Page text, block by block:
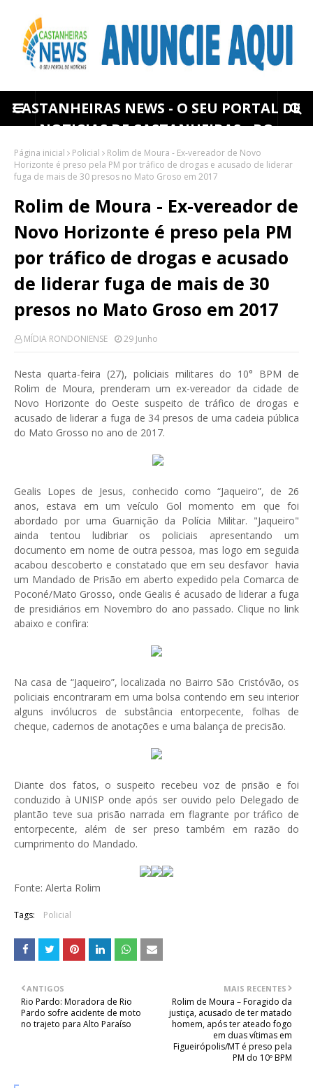
CASTANHEIRAS NEWS - O SEU PORTAL DE
NOTICIAS DE CASTANHEIRAS - RO
Página inicial Policial
Rolim de Moura - Ex-vereador de Novo
Horizonte é preso pela PM por tráfico de drogas e acusado de liderar
fuga de mais de 30 presos no Mato Groso em 2017
Rolim de Moura - Ex-vereador de
Novo Horizonte é preso pela PM
por tráfico de drogas e acusado
de liderar fuga de mais de 30
presos no Mato Groso em 2017
MÍDIA RONDONIENSE 29 Junho
Nesta quarta-feira (27), policiais militares do 10° BPM de
Rolim de Moura, prenderam um ex-vereador da cidade de
Novo Horizonte do Oeste suspeito de tráfico de drogas e
acusado de liderar a fuga de 34 presos de uma cadeia pública
do Mato Grosso no ano de 2017.
Gealis Lopes de Jesus, conhecido como “Jaqueiro”, de 26
anos, estava em um veículo Gol momento em que foi
abordado por uma Guarnição da Polícia Militar. "Jaqueiro"
ainda tentou ludibriar os policiais apresentando um
documento em nome de outra pessoa, mas logo em seguida
acabou descoberto e constatado que em seu desfavor havia
um Mandado de Prisão em aberto expedido pela Comarca de
Poconé/Mato Grosso, onde Gealis é acusado de liderar a fuga
de presidiários em Novembro do ano passado. Clique no link
abaixo e confira:
Na casa de “Jaqueiro”, localizada no Bairro São Cristóvão, os
policiais encontraram em uma bolsa contendo em seu interior
alguns invólucros de substância entorpecente, folhas de
cheque, cadernos de anotações e uma balança de precisão.
Diante dos fatos, o suspeito recebeu voz de prisão e foi
conduzido à UNISP onde após ser ouvido pelo Delegado de
plantão teve sua prisão narrada em flagrante por tráfico de
entorpecente, além de ser preso também em razão do
cumprimento do Mandado.
Fonte: Alerta Rolim
Tags: Policial
MAIS RECENTES
Rolim de Moura – Foragido da
justiça, acusado de ter matado
homem, após ter ateado fogo
em duas vítimas em
Figueirópolis/MT é preso pela
PM do 10º BPM
ANTIGOS
Rio Pardo: Moradora de Rio
Pardo sofre acidente de moto
no trajeto para Alto Paraíso